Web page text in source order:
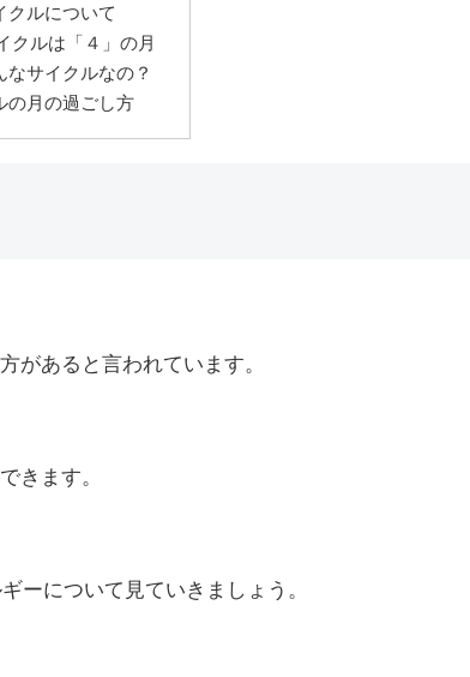
クルについて
クルは「４」の月
なサイクルなの？
の月の過ごし方
があると言われています。
きます。
ーについて見ていきましょう。